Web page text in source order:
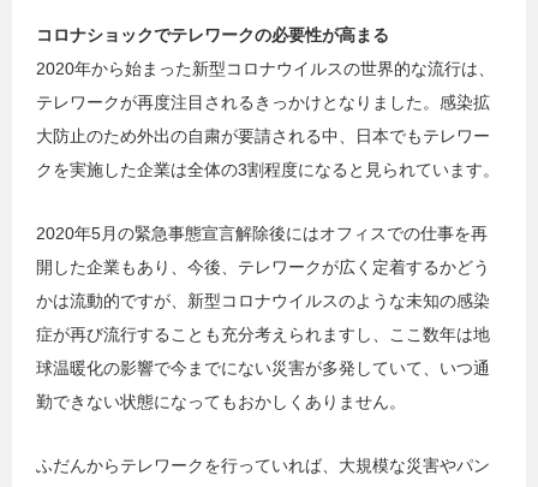
コロナショックでテレワークの必要性が高まる
2020年から始まった新型コロナウイルスの世界的な流行は、
テレワークが再度注目されるきっかけとなりました。感染拡
大防止のため外出の自粛が要請される中、日本でもテレワー
クを実施した企業は全体の3割程度になると見られています。
2020年5月の緊急事態宣言解除後にはオフィスでの仕事を再
開した企業もあり、今後、テレワークが広く定着するかどう
かは流動的ですが、新型コロナウイルスのような未知の感染
症が再び流行することも充分考えられますし、ここ数年は地
球温暖化の影響で今までにない災害が多発していて、いつ通
勤できない状態になってもおかしくありません。
ふだんからテレワークを行っていれば、大規模な災害やパン